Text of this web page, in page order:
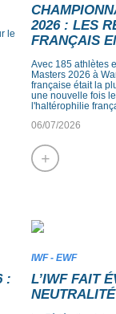
le
2026 : LES
FRANÇAIS
Avec 185 athlètes
Masters 2026 à
française était la
une nouvelle fois
l'haltérophilie
06/07/2026
+
:
IWF - EWF
L’IWF FAIT